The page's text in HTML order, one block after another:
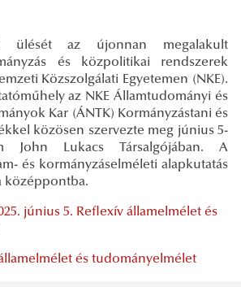
ülését az újonnan megalakult
és közpolitikai rendszerek
Közszolgálati Egyetemen (NKE).
az NKE Államtudományi és
Kar (ÁNTK) Kormányzástani és
közösen szervezte meg június 5-
John Lukacs Társalgójában. A
és kormányzáselméleti alapkutatás
középpontba.
június 5. Reflexív államelmélet és
és tudományelmélet